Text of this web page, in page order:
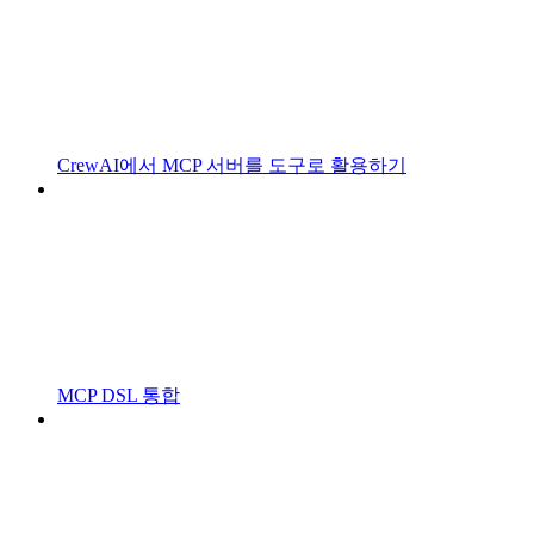
CrewAI에서 MCP 서버를 도구로 활용하기
MCP DSL 통합